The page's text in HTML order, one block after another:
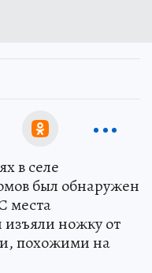
в селе
был обнаружен
места
изъяли ножку от
похожими на